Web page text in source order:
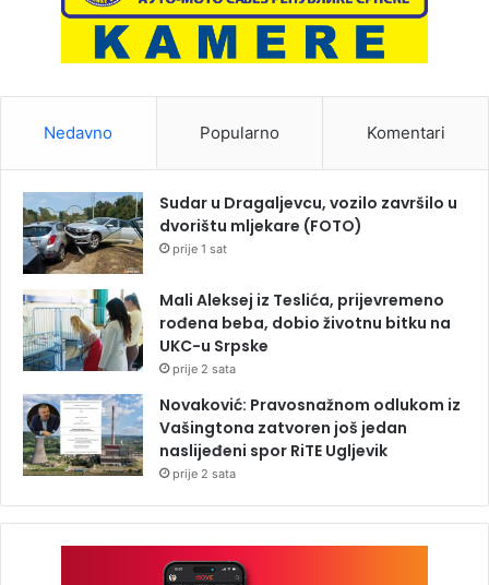
Nedavno Popularno Komentari
Sudar u Dragaljevcu, vozilo završilo u
dvorištu mljekare (FOTO)
prije 1 sat
Mali Aleksej iz Teslića, prijevremeno
rođena beba, dobio životnu bitku na
UKC-u Srpske
prije 2 sata
Novaković: Pravosnažnom odlukom iz
Vašingtona zatvoren još jedan
naslijeđeni spor RiTE Ugljevik
prije 2 sata